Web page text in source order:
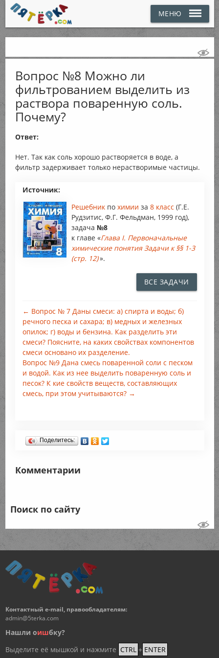
МЕНЮ
Вопрос №8 Можно ли
фильтрованием выделить из
раствора поваренную соль.
Почему?
Ответ:
Нет. Так как соль хорошо растворяется в воде, а
фильтр задерживает только нерастворимые частицы.
Источник:
Решебник по химии за 8 класс (Г.Е.
Рудзитис, Ф.Г. Фельдман, 1999 год),
задача №8
к главе «Глава I. Первоначальные
химические понятия Задачи к §§ 1-3
(стр. 12)».
ВСЕ ЗАДАЧИ
← Вопрос № 7 Даны смеси: а) спирта и воды; б)
речного песка и сахара; в) медных и железных
опилок; г) воды и бензина. Как разделить эти
смеси? Поясните, на каких свойствах компонентов
смеси основано их разделение.
Вопрос №9 Дана смесь поваренной соли с песком
и водой. Как из нее выделить поваренную соль и
песок? К кие свойств веществ, составляющих
смесь, при этом учитываются? →
Поделитесь:
Комментарии
Поиск по сайту
Контактный e-mail, правообладателям:
admin@5terka.com
Нашли оишбку?
Выделите её мышкой и нажмите CTRL + ENTER